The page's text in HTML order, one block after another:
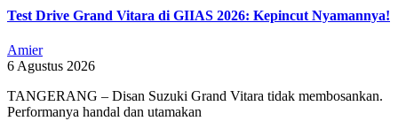
Test Drive Grand Vitara di GIIAS 2026: Kepincut Nyamannya!
Amier
6 Agustus 2026
TANGERANG – Disan Suzuki Grand Vitara tidak membosankan.
Performanya handal dan utamakan